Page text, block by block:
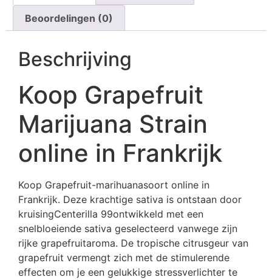
Beoordelingen (0)
Beschrijving
Koop Grapefruit
Marijuana Strain
online in Frankrijk
Koop Grapefruit-marihuanasoort online in
Frankrijk. Deze krachtige sativa is ontstaan ​​door
kruisingCenterilla 99ontwikkeld met een
snelbloeiende sativa geselecteerd vanwege zijn
rijke grapefruitaroma. De tropische citrusgeur van
grapefruit vermengt zich met de stimulerende
effecten om je een gelukkige stressverlichter te